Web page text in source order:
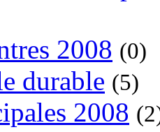
2008 (0)
durable (5)
2008